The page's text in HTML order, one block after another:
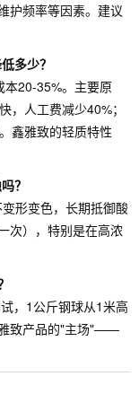
护频率等因素。建议
多少？
本20-35%。主要原
，人工费减少40%；
鑫雅致的轻质特性
？
形变色，长期抵御酸
次），特别是在高浓
，1公斤钢球从1米高
雅致产品的"主场"——